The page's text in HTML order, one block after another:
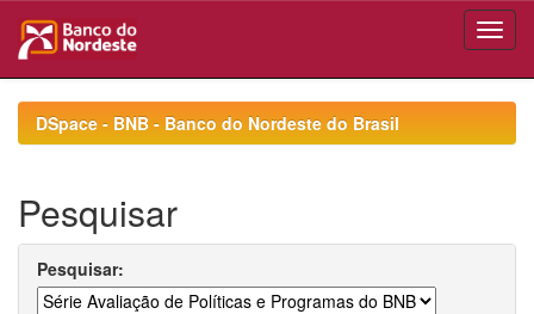
navigationDSpace - BNB - Banco do Nordeste do Brasil
Pesquisar
Pesquisar: